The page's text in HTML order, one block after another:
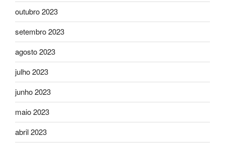
outubro 2023
setembro 2023
agosto 2023
julho 2023
junho 2023
maio 2023
abril 2023